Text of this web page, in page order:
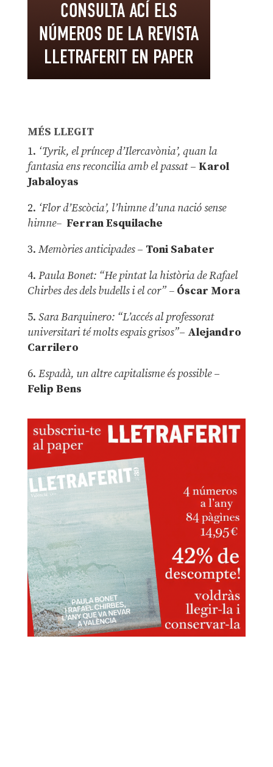
MÉS LLEGIT
1. ‘Tyrik, el príncep d’Ilercavònia’, quan la
fantasia ens reconcilia amb el passat– Karol
Jabaloyas
2. ‘Flor d’Escòcia’, l’himne d’una nació sense
himne– Ferran Esquilache
3. Memòries anticipades– Toni Sabater
4. Paula Bonet: “He pintat la història de Rafael
Chirbes des dels budells i el cor” –Óscar Mora
5. Sara Barquinero: “L’accés al professorat
universitari té molts espais grisos”– Alejandro
Carrilero
6. Espadà, un altre capitalisme és possible –
Felip Bens